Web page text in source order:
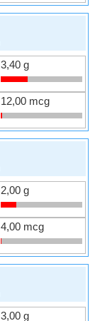
3,40 g
12,00 mcg
2,00 g
4,00 mcg
3,00 g